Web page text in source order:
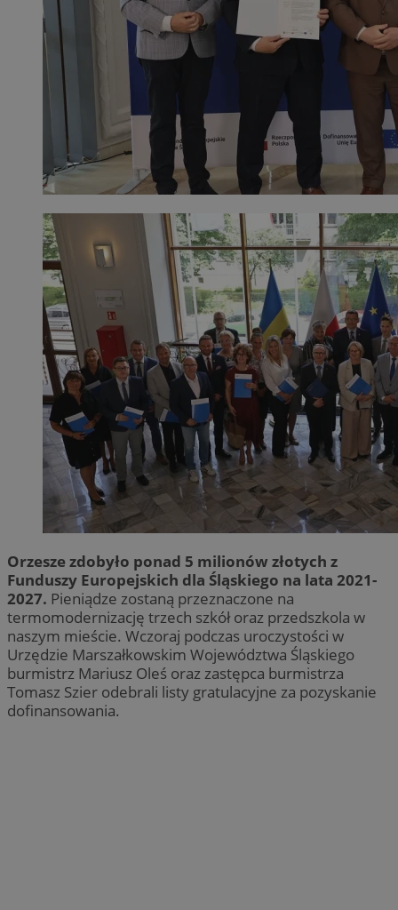
Orzesze zdobyło ponad 5 milionów złotych z
Funduszy Europejskich dla Śląskiego na lata 2021-
2027. Pieniądze zostaną przeznaczone na
termomodernizację trzech szkół oraz przedszkola w
naszym mieście. Wczoraj podczas uroczystości w
Urzędzie Marszałkowskim Województwa Śląskiego
burmistrz Mariusz Oleś oraz zastępca burmistrza
Tomasz Szier odebrali listy gratulacyjne za pozyskanie
dofinansowania.